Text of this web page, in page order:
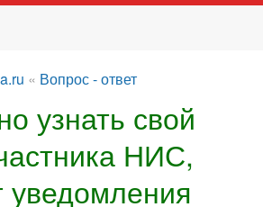
« Вопрос - ответ
узнать свой
НИС,
уведомления